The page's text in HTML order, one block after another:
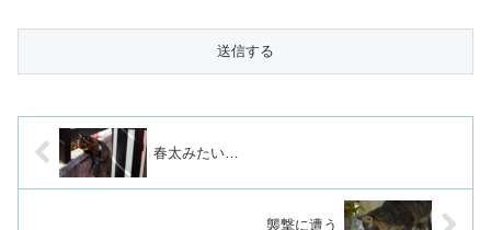
春太みたい…
襲撃に遭う